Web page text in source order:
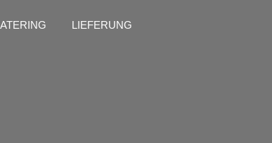
LIEFERUNG